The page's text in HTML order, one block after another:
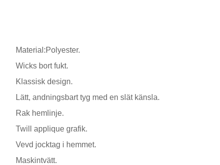
Material:Polyester.
Wicks bort fukt.
Klassisk design.
Lätt, andningsbart tyg med en slät känsla.
Rak hemlinje.
Twill applique grafik.
Vevd jocktag i hemmet.
Maskintvätt.